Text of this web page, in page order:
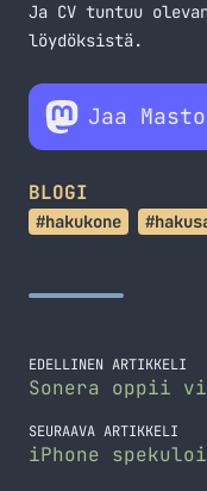
Ja CV tuntuu
löydöksistä.
Jaa
BLOGI
#hakukone
EDELLINEN ARTIKKELI
Sonera oppii
SEURAAVA ARTIKKELI
iPhone